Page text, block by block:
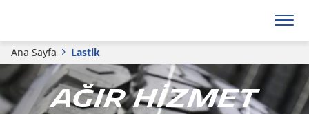
Ana Sayfa Lastik
Ağır hizmet